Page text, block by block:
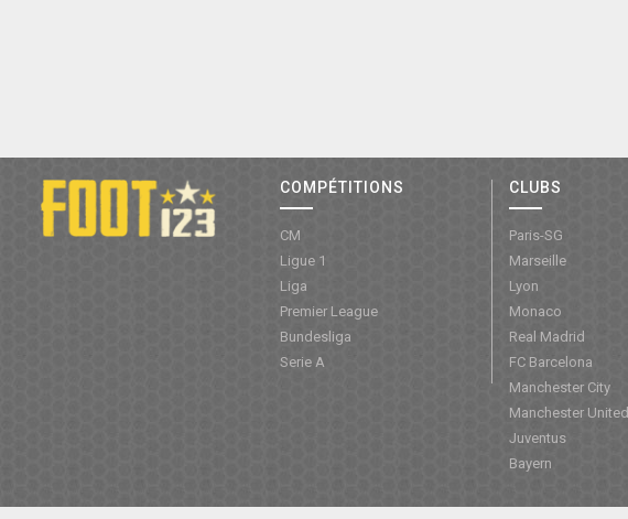
COMPÉTITIONS
CM
Ligue 1
Liga
Premier League
Bundesliga
Serie A
CLUBS
Paris-SG
Marseille
Lyon
Monaco
Real Madrid
FC Barcelona
Manchester City
Manchester United
Juventus
Bayern